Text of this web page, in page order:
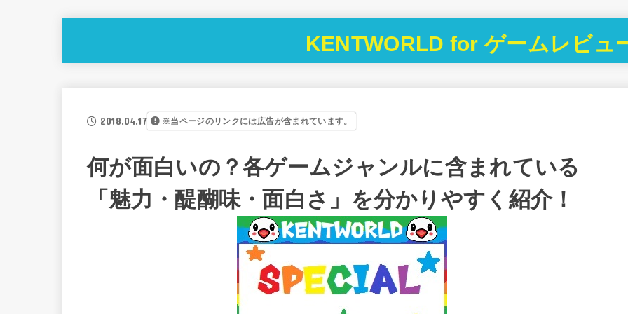
KENTWORLD for ゲームレビュ
2018.04.17 ※当ページのリンクには広告が含まれています。
何が面白いの？各ゲームジャンルに含まれている
「魅力・醍醐味・面白さ」を分かりやすく紹介！